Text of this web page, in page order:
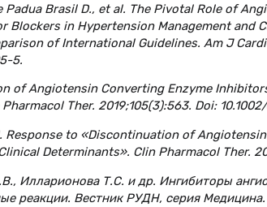
Padua Brasil D., et al. The Pivotal Role of
Blockers in Hypertension Management and
of International Guidelines. Am J
5.
of Angiotensin Converting Enzyme
Ther. 2019;105(3):563. Doi: 10.1002/
Response to «Discontinuation of
Determinants». Clin Pharmacol Ther.
Илларионова Т.С. и др. Ингибиторы
реакции. Вестник РУДН, серия